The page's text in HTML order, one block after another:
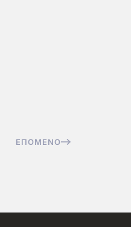
ΕΠΌΜΕΝΟ